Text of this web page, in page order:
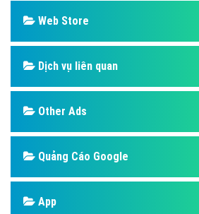
Web Store
Dịch vụ liên quan
Other Ads
Quảng Cáo Google
App